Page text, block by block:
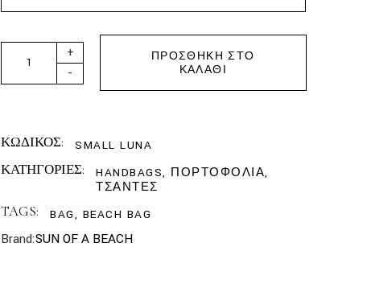
SUN OF A BEACH - WASABI SMALL LUNA WATERPROOF
-
+
ΠΡΟΣΘΉΚΗ ΣΤΟ
ΚΑΛΆΘΙ
ΚΩΔΙΚΟΣ: SMALL LUNA
ΚΑΤΗΓΟΡΙΕΣ: HANDBAGS, ΠΟΡΤΟΦΟΛΙΑ,
ΤΣΑΝΤΕΣ
TAGS: BAG, BEACH BAG
Brand:SUN OF A BEACH